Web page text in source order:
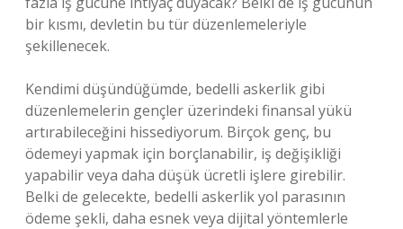
bir kısmı, devletin bu tür düzenlemeleriyle
şekillenecek.
Kendimi düşündüğümde, bedelli askerlik gibi
düzenlemelerin gençler üzerindeki finansal yükü
artırabileceğini hissediyorum. Birçok genç, bu
ödemeyi yapmak için borçlanabilir, iş değişikliği
yapabilir veya daha düşük ücretli işlere girebilir.
Belki de gelecekte, bedelli askerlik yol parasının
ödeme şekli, daha esnek veya dijital yöntemlerle